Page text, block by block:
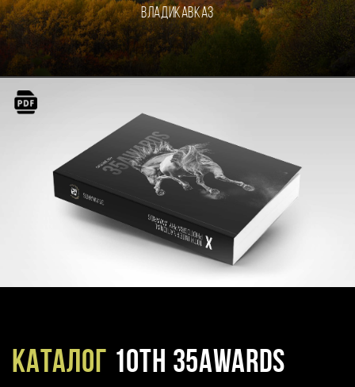
Владикавказ
Каталог 10TH 35AWARDS